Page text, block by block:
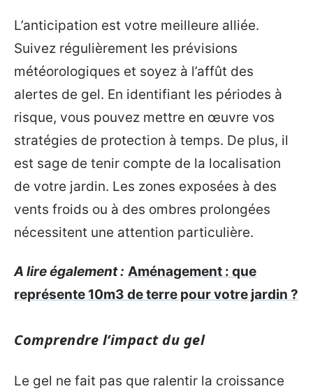
L’anticipation est votre meilleure alliée.
Suivez régulièrement les prévisions
météorologiques et soyez à l’affût des
alertes de gel. En identifiant les périodes à
risque, vous pouvez mettre en œuvre vos
stratégies de protection à temps. De plus, il
est sage de tenir compte de la localisation
de votre jardin. Les zones exposées à des
vents froids ou à des ombres prolongées
nécessitent une attention particulière.
A lire également : Aménagement : que
représente 10m3 de terre pour votre jardin ?
Comprendre l’impact du gel
Le gel ne fait pas que ralentir la croissance